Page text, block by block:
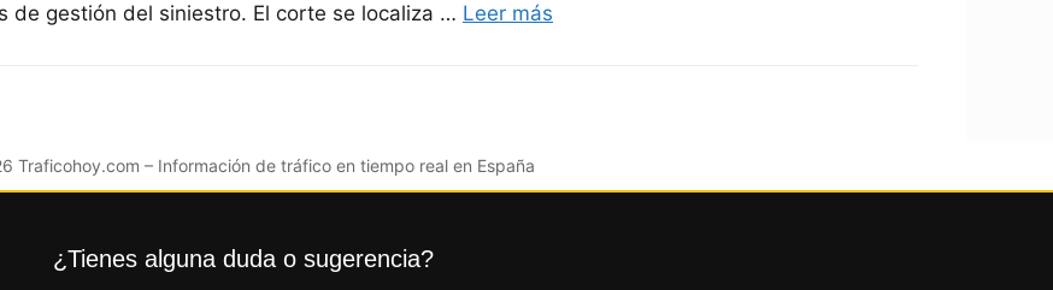
de gestión del siniestro. El corte se localiza … Leer más
Traficohoy.com – Información de tráfico en tiempo real en España
¿Tienes alguna duda o sugerencia?